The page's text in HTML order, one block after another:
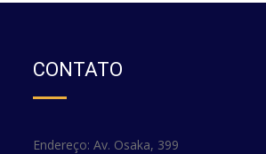
CONTATO
Endereço: Av. Osaka, 399